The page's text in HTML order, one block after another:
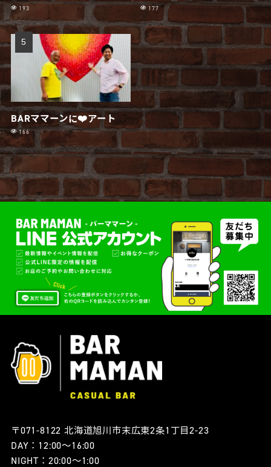
193 177
BARママーンに❤️アート
166
〒071-8122 北海道旭川市末広東2条1丁目2-23
DAY：12:00〜16:00
NIGHT：20:00〜1:00